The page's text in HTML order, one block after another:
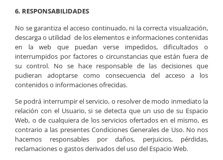
6. RESPONSABILIDADES
No se garantiza el acceso continuado, ni la correcta visualización,
descarga o utilidad de los elementos e informaciones contenidas
en la web que puedan verse impedidos, dificultados o
interrumpidos por factores o circunstancias que están fuera de
su control. No se hace responsable de las decisiones que
pudieran adoptarse como consecuencia del acceso a los
contenidos o informaciones ofrecidas.
Se podrá interrumpir el servicio, o resolver de modo inmediato la
relación con el Usuario, si se detecta que un uso de su Espacio
Web, o de cualquiera de los servicios ofertados en el mismo, es
contrario a las presentes Condiciones Generales de Uso. No nos
hacemos responsables por daños, perjuicios, pérdidas,
reclamaciones o gastos derivados del uso del Espacio Web.